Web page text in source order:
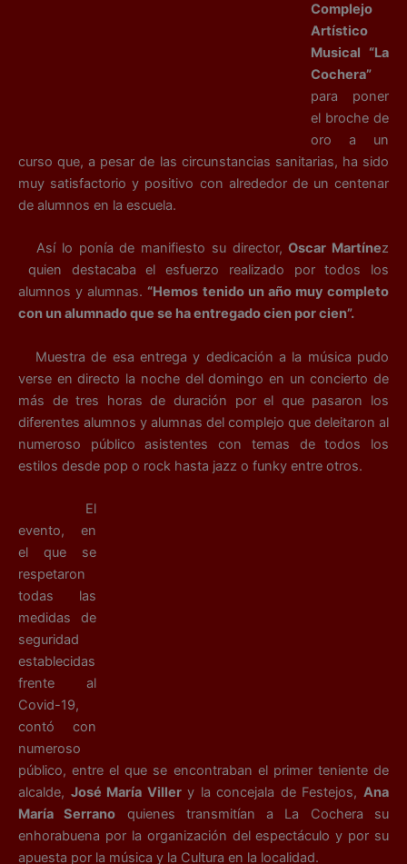
Complejo
Artístico
Musical “La
Cochera”
para poner
el broche de
oro a un
curso que, a pesar de las circunstancias sanitarias, ha sido
muy satisfactorio y positivo con alrededor de un centenar
de alumnos en la escuela.
Así lo ponía de manifiesto su director,Oscar Martínez
quien destacaba el esfuerzo realizado por todos los
alumnos y alumnas. “Hemos tenido un año muy completo
con un alumnado que se ha entregado cien por cien”.
Muestra de esa entrega y dedicación a la música pudo
verse en directo la noche del domingo en un concierto de
más de tres horas de duración por el que pasaron los
diferentes alumnos y alumnas del complejo que deleitaron al
numeroso público asistentes con temas de todos los
estilos desde pop o rock hasta jazz o funky entre otros.
El
evento, en
el que se
respetaron
todas las
medidas de
seguridad
establecidas
frente al
Covid-19,
contó con
numeroso
público, entre el que se encontraban el primer teniente de
alcalde, José María Villery la concejala de Festejos,Ana
María Serrano quienes transmitían a La Cochera su
enhorabuena por la organización del espectáculo y por su
apuesta por la música y la Cultura en la localidad.